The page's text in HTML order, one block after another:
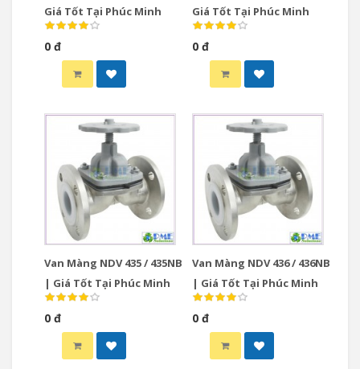
Giá Tốt Tại Phúc Minh
0 đ
Giá Tốt Tại Phúc Minh
0 đ
Van Màng NDV 435 / 435NB
| Giá Tốt Tại Phúc Minh
0 đ
Van Màng NDV 436 / 436NB
| Giá Tốt Tại Phúc Minh
0 đ